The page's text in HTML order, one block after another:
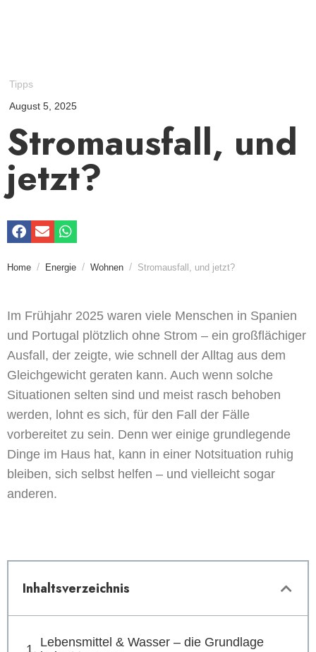
Tipps
August 5, 2025
Stromausfall, und
jetzt?
Home Energie Wohnen Stromausfall, und jetzt?
Im Frühjahr 2025 waren viele Menschen in Spanien
und Portugal plötzlich ohne Strom – ein großflächiger
Ausfall, der zeigte, wie schnell der Alltag aus dem
Gleichgewicht geraten kann. Auch wenn solche
Situationen selten sind und meist rasch behoben
werden, lohnt es sich, für den Fall der Fälle
vorbereitet zu sein. Denn wer einige grundlegende
Dinge im Haus hat, kann in einer Notsituation ruhig
bleiben, sich selbst helfen – und vielleicht sogar
anderen.
Inhaltsverzeichnis
Lebensmittel & Wasser – die Grundlage